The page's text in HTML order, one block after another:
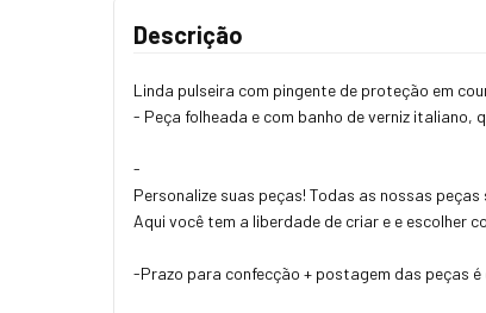
Descrição
Linda pulseira com pingente de proteção em
- Peça folheada e com banho de verniz italiano,
-
Personalize suas peças! Todas as nossas
Aqui você tem a liberdade de criar e e escolher
-Prazo para confecção + postagem das peças